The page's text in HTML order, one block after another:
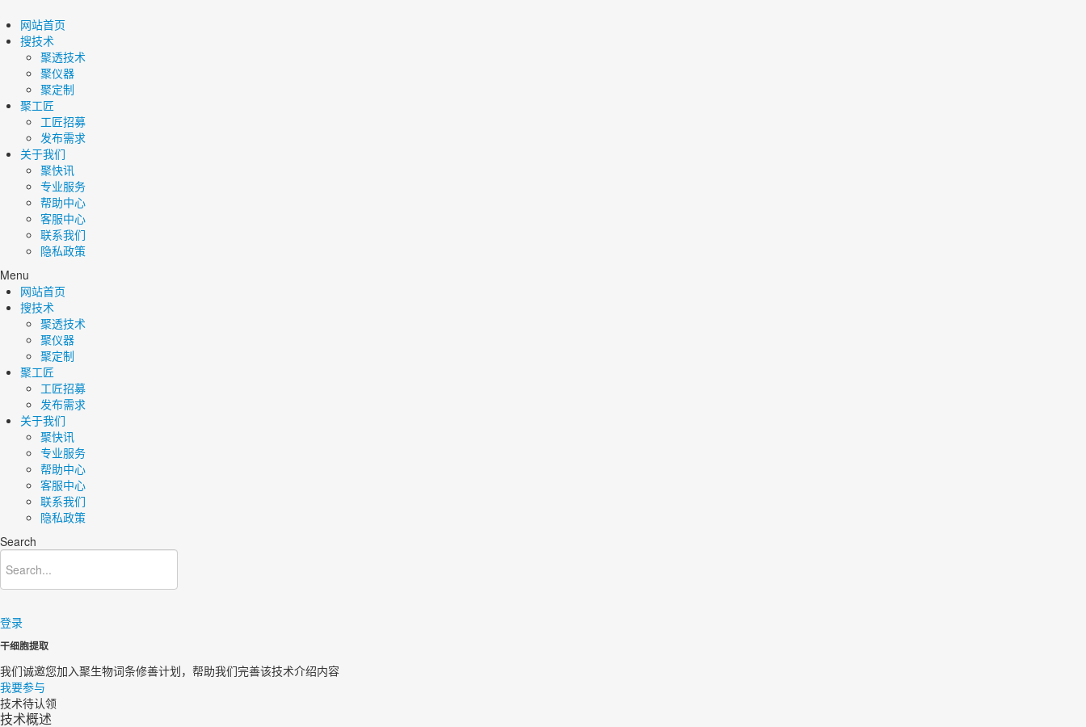
网站首页
搜技术
聚透技术
聚仪器
聚定制
聚工匠
工匠招募
发布需求
关于我们
聚快讯
专业服务
帮助中心
客服中心
联系我们
隐私政策
Menu
网站首页
搜技术
聚透技术
聚仪器
聚定制
聚工匠
工匠招募
发布需求
关于我们
聚快讯
专业服务
帮助中心
客服中心
联系我们
隐私政策
Search
登录
干细胞提取
我们诚邀您加入聚生物词条修善计划，帮助我们完善该技术介绍内容​
我要参与
技术待认领
技术概述